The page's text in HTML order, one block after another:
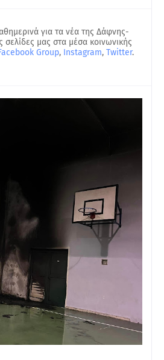
για τα νέα της Δάφνης-
σελίδες μας στα μέσα κοινωνικής
Group, Instagram, Twitter.